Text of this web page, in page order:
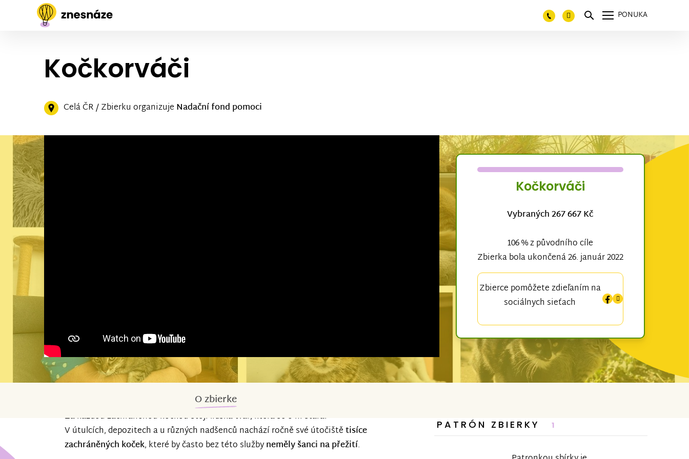
PONUKA
Kočkorváči
Celá ČR / Zbierku organizuje Nadační fond pomoci
Kočkorváči
Vybraných 267 667 Kč
106 % z původního cíle
Zbierka bola ukončená 26. január 2022
Zbierce pomôžete zdieľaním na
sociálnych sieťach
O zbierke
Za každou zachráněnou kočkou stojí lidská tvář, která se o ni stará.
V útulcích, depozitech a u různých nadšenců nachází ročně své útočištětisíce
zachráněných koček, které by často bez této službyneměly šanci na přežití.
PATRÓN ZBIERKY 1